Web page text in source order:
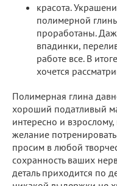
красота.
полимерной
проработаны.
впадинки,
работе все. В
хочется
Полимерная глина
хороший податливый
интересно и взрослому,
желание
просим в любой
сохранность ваших
деталь приходится по